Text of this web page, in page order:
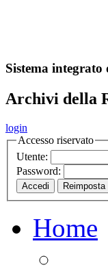
Sistema
Archivi della
login
Accesso riservato
Utente:
Password:
Home